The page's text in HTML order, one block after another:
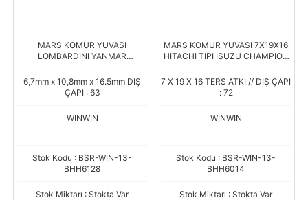
MARS KOMUR YUVASI
LOMBARDINI YANMAR
6,7mm x 10,8mm x 16.5mm DIŞ
ÇAPI : 63
WINWIN
Stok Kodu : BSR-WIN-13-
BHH6128
Stok Miktarı : Stokta Var
MARS KOMUR YUVASI 7X19X16
HITACHI TIPI ISUZU CHAMPION
7 X 19 X 16 TERS ATKI // DIŞ ÇAPI
: 72
WINWIN
Stok Kodu : BSR-WIN-13-
BHH6014
Stok Miktarı : Stokta Var